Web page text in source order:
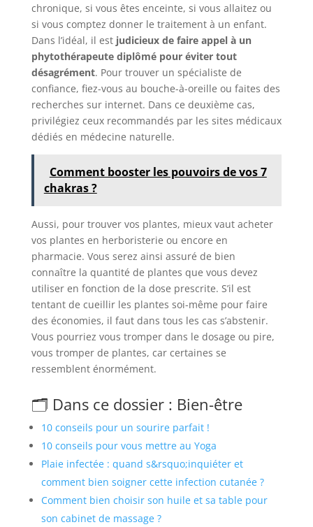
chronique, si vous êtes enceinte, si vous allaitez ou
si vous comptez donner le traitement à un enfant.
Dans l’idéal, il est judicieux de faire appel à un
phytothérapeute diplômé pour éviter tout
désagrément. Pour trouver un spécialiste de
confiance, fiez-vous au bouche-à-oreille ou faites des
recherches sur internet. Dans ce deuxième cas,
privilégiez ceux recommandés par les sites médicaux
dédiés en médecine naturelle.
Comment booster les pouvoirs de vos 7
chakras ?
Aussi, pour trouver vos plantes, mieux vaut acheter
vos plantes en herboristerie ou encore en
pharmacie. Vous serez ainsi assuré de bien
connaître la quantité de plantes que vous devez
utiliser en fonction de la dose prescrite. S’il est
tentant de cueillir les plantes soi-même pour faire
des économies, il faut dans tous les cas s’abstenir.
Vous pourriez vous tromper dans le dosage ou pire,
vous tromper de plantes, car certaines se
ressemblent énormément.
🗂️ Dans ce dossier : Bien-être
10 conseils pour un sourire parfait !
10 conseils pour vous mettre au Yoga
Plaie infectée : quand s&rsquo;inquiéter et
comment bien soigner cette infection cutanée ?
Comment bien choisir son huile et sa table pour
son cabinet de massage ?